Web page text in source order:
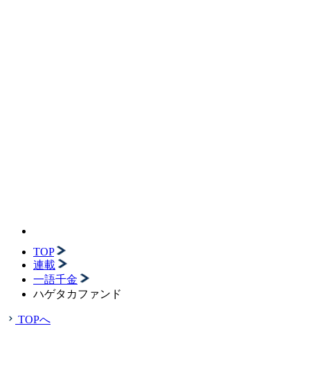
TOP
連載
一語千金
ハゲタカファンド
TOPへ